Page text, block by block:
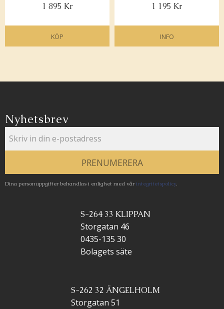
1 895 Kr
Lägg till i favoriter
KÖP
1 195 Kr
INFO
Nyhetsbrev
PRENUMERERA
Dina personuppgifter behandlas i enlighet med vår integritetspolicy.
S-264 33 KLIPPAN
Storgatan 46
0435-135 30
Bolagets säte
S-262 32 ÄNGELHOLM
Storgatan 51